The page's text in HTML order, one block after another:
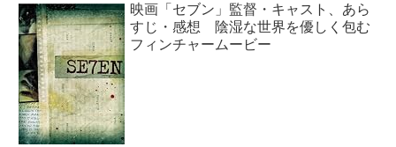
映画「セブン」監督・キャスト、あら
すじ・感想 陰湿な世界を優しく包む
フィンチャームービー